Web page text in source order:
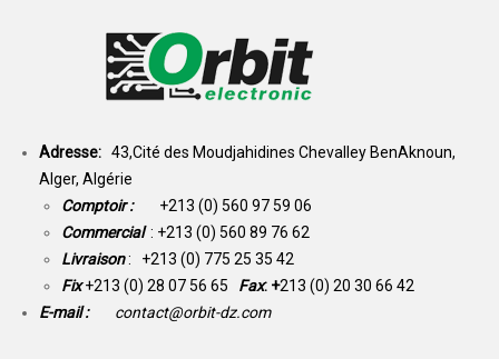
Adresse: 43,Cité des Moudjahidines Chevalley BenAknoun,
Alger, Algérie
Comptoir : +213 (0) 560 97 59 06
Commercial : +213 (0) 560 89 76 62
Livraison: +213 (0) 775 25 35 42
Fix +213 (0) 28 07 56 65 Fax: +213 (0) 20 30 66 42
E-mail :
contact@orbit-dz.com